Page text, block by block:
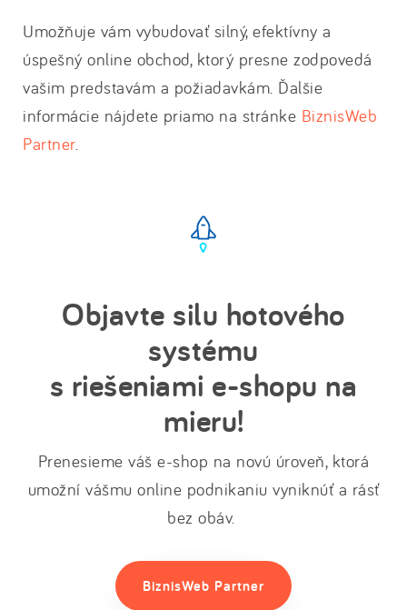
Umožňuje vám vybudovať silný, efektívny a
úspešný online obchod, ktorý presne zodpovedá
vašim predstavám a požiadavkám. Ďalšie
informácie nájdete priamo na stránke BiznisWeb
Partner.
Objavte silu hotového
systému
s riešeniami e-shopu na
mieru!
Prenesieme váš e-shop na novú úroveň, ktorá
umožní vášmu online podnikaniu vyniknúť a rásť
bez obáv.
BiznisWeb Partner